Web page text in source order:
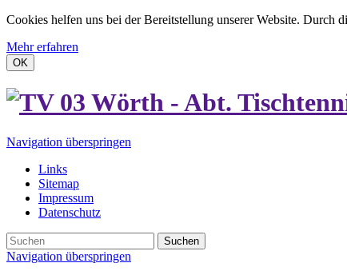
Cookies helfen uns bei der Bereitstellung unserer Website. Durch
Mehr erfahren
OK
Navigation überspringen
Links
Sitemap
Impressum
Datenschutz
Suchen
Navigation überspringen